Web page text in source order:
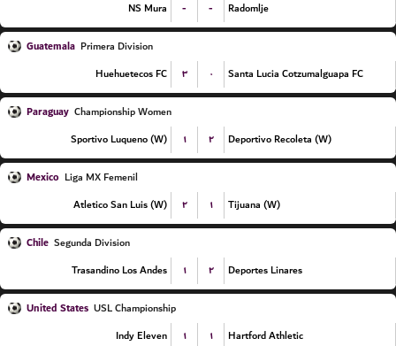
NS Mura - - Radomlje
Guatemala Primera Division
Huehuetecos FC
۳ ۰ Santa Lucia Cotzumalguapa FC
Paraguay Championship Women
Sportivo Luqueno (W)
۱ ۲ Deportivo Recoleta (W)
Mexico Liga MX Femenil
Atletico San Luis (W)
۲ ۱ Tijuana (W)
Chile Segunda Division
Trasandino Los Andes
۱ ۲ Deportes Linares
United States USL Championship
Indy Eleven
۱ ۱ Hartford Athletic